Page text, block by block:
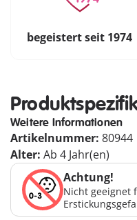
begeistert seit 1974
Weitere Informationen
Artikelnummer: 80944
Alter: Ab 4 Jahr(en)
Achtung!
Nicht geeignet